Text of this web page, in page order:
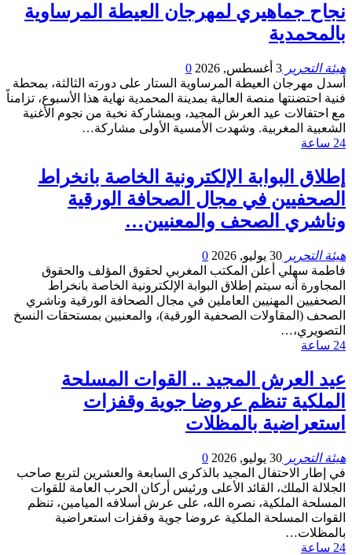
نجاح جماهيري لمهرجان العيطة المرساوية
بالمحمدية
هيئة التحرير 3 أغسطس, 2026
0
أسدل مهرجان العيطة المرساوية الستار على دورته الثالثة، بمحطة
فنية احتضنتها منصة العالية بمدينة المحمدية نهاية هذا الأسبوع، تزامناً
مع احتفالات عيد العرش المجيد، وبمشاركة نخبة من نجوم الأغنية
الشعبية المغربية. وشهدت الأمسية الأولى مشاركة…
24 ساعة
إطلاق البوابة الإلكترونية الخاصة بانخراط
الصحفيين في مجال الصحافة الورقية
وناشري الصحف والمعنيين…
هيئة التحرير 30 يوليو, 2026
0
فاطمة سهلي أعلن المكتب المغربي لحقوق المؤلف والحقوق
المجاورة أنه سيتم إطلاق البوابة الإلكترونية الخاصة بانخراط
الصحفيين المهنيين العاملين في مجال الصحافة الورقية وناشري
الصحف (المقاولات الصحفية الورقية)، والمعنيين بمستحقات النسخ
التصويري،…
24 ساعة
عيد العرش المجيد .. القوات المسلحة
الملكية تنظم عروضا جوية وقفزات
استعراضية بالمظلات
هيئة التحرير 30 يوليو, 2026
0
في إطار الاحتفال المجيد بالذكرى السابعة والعشرين لتربع صاحب
الجلالة الملك، القائد الأعلى ورئيس أركان الحرب العامة للقوات
المسلحة الملكية، نصره الله، على عرش أسلافه الميامين، تنظم
القوات المسلحة الملكية عروضا جوية وقفزات استعراضية
بالمظلات…
24 ساعة